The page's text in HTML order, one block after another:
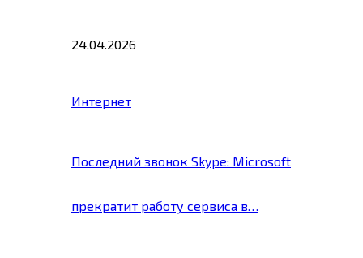
24.04.2026
Интернет
Последний звонок Skype: Microsoft
прекратит работу сервиса в…